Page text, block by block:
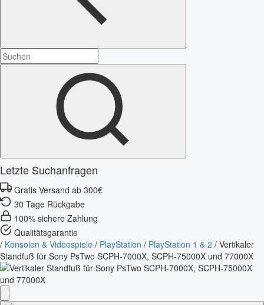
Letzte Suchanfragen
Gratis Versand ab 300€
30 Tage Rückgabe
100% sichere Zahlung
Qualitätsgarantie
/ Konsolen & Videospiele / PlayStation / PlayStation 1 & 2 / Vertikaler
Standfuß für Sony PsTwo SCPH-7000X, SCPH-75000X und 77000X